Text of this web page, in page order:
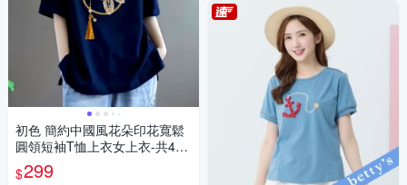
初色 簡約中國風花朵印花寬鬆
圓領短袖T恤上衣女上衣-共4
色-11423(M-3XL可選)
$299